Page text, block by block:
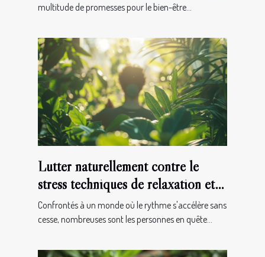
multitude de promesses pour le bien-être...
Lutter naturellement contre le
stress techniques de relaxation et
remèdes à base de plantes pour un
esprit apaisé
Confrontés à un monde où le rythme s'accélère sans
cesse, nombreuses sont les personnes en quête...